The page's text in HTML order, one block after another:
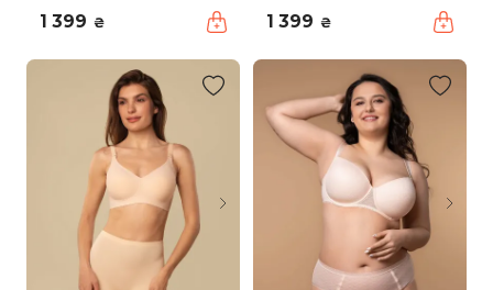
1 399 ₴ 1 399 ₴